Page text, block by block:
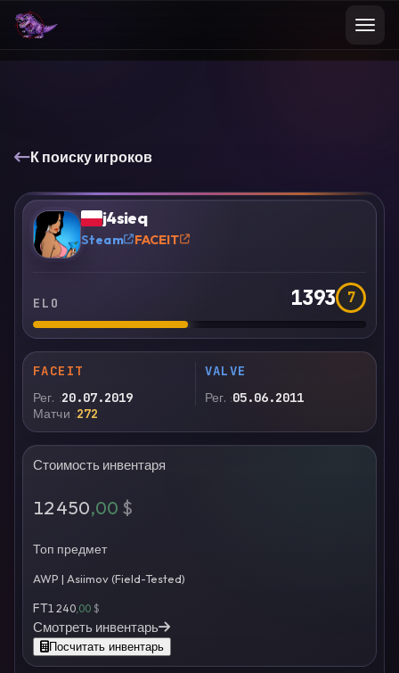
К поиску игроков
? j4sieq
Steam FACEIT
ELO 1393 7
FACEIT
Рег. 20.07.2019
Матчи 272
VALVE
Рег. 05.06.2011
Стоимость инвентаря
12 450,00 $
Топ предмет
AWP | Asiimov (Field-Tested)
FT1 240 ,00 $
Смотреть инвентарь
Посчитать инвентарь